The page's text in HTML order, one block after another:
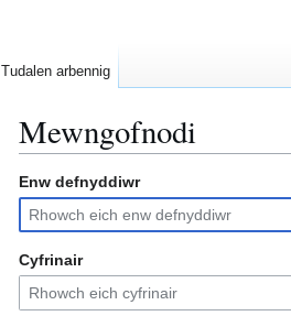
Mewngofnodi
Neidio
panel
llywio
Neidio
bar
chwilio
Enw defnyddiwr
Cyfrinair
Tudalen arbennig